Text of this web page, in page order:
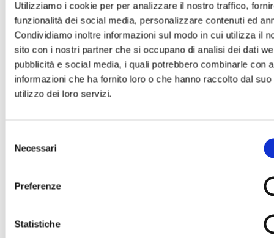
Utilizziamo i cookie per per analizzare il nostro traffico,
funzionalità dei social media, personalizzare contenuti ed
Condividiamo inoltre informazioni sul modo in cui utilizza il
sito con i nostri partner che si occupano di analisi dei dati
pubblicità e social media, i quali potrebbero combinarle con
informazioni che ha fornito loro o che hanno raccolto dal suo
utilizzo dei loro servizi.
delNecessari
Preferenze
Statistiche
Sarà nostra premura far pervenire alla famiglia
del defunto il tuo messaggio.
Il tuo numero di Telefono